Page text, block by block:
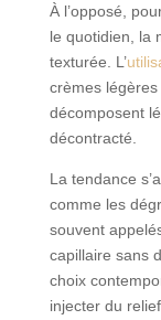
À l’opposé,
le quotidien, la
texturée. L’
crèmes
décomposent
décontracté.
La tendance
comme les
souvent
capillaire sans
choix
injecter du